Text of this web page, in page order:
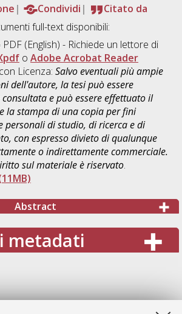
Condividi
Citato da
full-text disponibili:
(English) - Richiede un lettore di
o Adobe Acrobat Reader
Licenza: Salvo eventuali più ampie
dell'autore, la tesi può essere
e può essere effettuato il
la stampa di una copia per fini
personali di studio, di ricerca e di
con espresso divieto di qualunque
o indirettamente commerciale.
sul materiale è riservato.
Abstract
metadati